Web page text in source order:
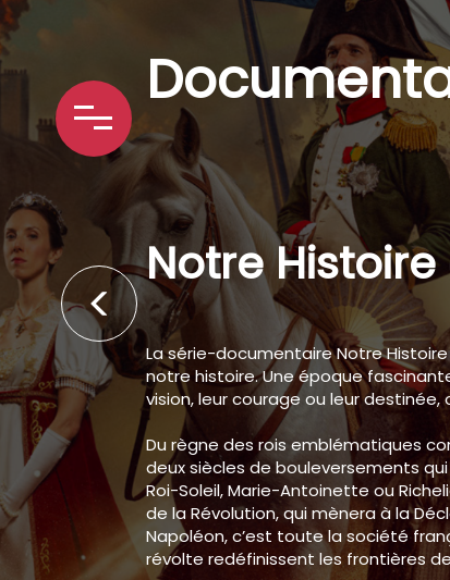
Notre
La série-documentaireNotre
notre histoire. Une époque
vision, leur courage ou leur
Du règne des rois emblématiques
deux siècles de bouleversements
Roi-Soleil, Marie-Antoinette ou
de la Révolution, qui mènera à la
Napoléon, c’est toute la société
révolte redéfinissent les frontières